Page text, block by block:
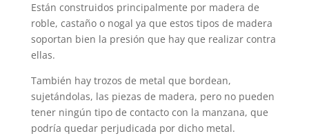
Están construidos principalmente por madera de
roble, castaño o nogal ya que estos tipos de madera
soportan bien la presión que hay que realizar contra
ellas.
También hay trozos de metal que bordean,
sujetándolas, las piezas de madera, pero no pueden
tener ningún tipo de contacto con la manzana, que
podría quedar perjudicada por dicho metal.